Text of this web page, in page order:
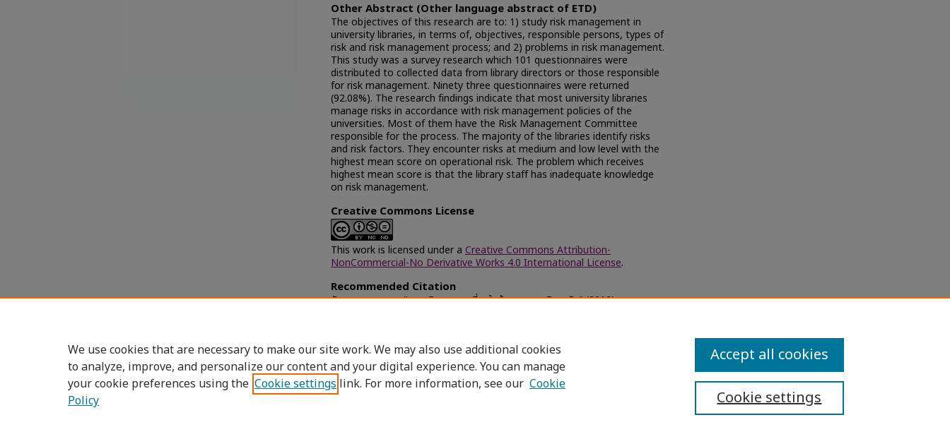
Other Abstract (Other language abstract of ETD)
The objectives of this research are to: 1) study risk management in
university libraries, in terms of, objectives, responsible persons, types of
risk and risk management process; and 2) problems in risk management.
This study was a survey research which 101 questionnaires were
distributed to collected data from library directors or those responsible
for risk management. Ninety three questionnaires were returned
(92.08%). The research findings indicate that most university libraries
manage risks in accordance with risk management policies of the
universities. Most of them have the Risk Management Committee
responsible for the process. The majority of the libraries identify risks
and risk factors. They encounter risks at medium and low level with the
highest mean score on operational risk. The problem which receives
highest mean score is that the library staff has inadequate knowledge
on risk management.
Creative Commons License
This work is licensed under a Creative Commons Attribution-
NonCommercial-No Derivative Works 4.0 International License.
Recommended Citation
จันทร, กนกวรรณ, "การบริหารความเสี่ยงในห้องสมุดมหาวิทยาลัย" (2012).
Accessibility Statement
We use cookies that are necessary to make our site work. We may also use additional cookies
to analyze, improve, and personalize our content and your digital experience. You can manage
your cookie preferences using the Cookie settings link. For more information, see our Cookie
Policy
Cookie settings
Accept all cookies